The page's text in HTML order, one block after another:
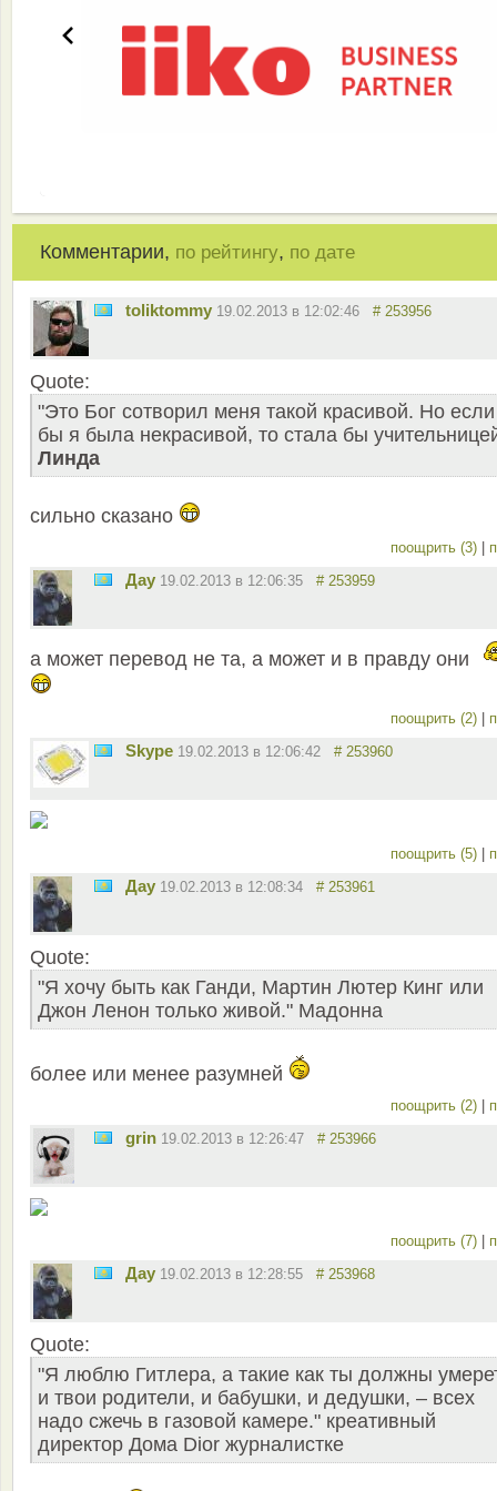
Комментарии, по рейтингу, по дате
toliktommy 19.02.2013 в 12:02:46 # 253956
Quote:
"Это Бог сотворил меня такой красивой. Но если
бы я была некрасивой, то стала бы
Линда
сильно сказано
поощрить (3)
Дау 19.02.2013 в 12:06:35 # 253959
а может перевод не та, а может и в правду они
поощрить (2)
Skype 19.02.2013 в 12:06:42 # 253960
поощрить (5)
Дау 19.02.2013 в 12:08:34 # 253961
Quote:
"Я хочу быть как Ганди, Мартин Лютер Кинг или
Джон Ленон только живой." Мадонна
более или менее разумней
поощрить (2)
grin 19.02.2013 в 12:26:47 # 253966
поощрить (7)
Дау 19.02.2013 в 12:28:55 # 253968
Quote:
"Я люблю Гитлера, а такие как ты должны
и твои родители, и бабушки, и дедушки, – всех
надо сжечь в газовой камере." креативный
директор Дома Dior журналистке